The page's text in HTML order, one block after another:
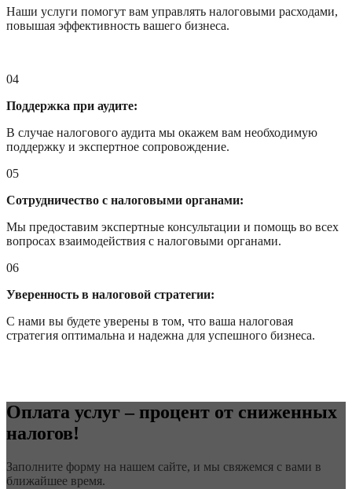
Наши услуги помогут вам управлять налоговыми расходами,
повышая эффективность вашего бизнеса.
04
Поддержка при аудите:
В случае налогового аудита мы окажем вам необходимую
поддержку и экспертное сопровождение.
05
Сотрудничество с налоговыми органами:
Мы предоставим экспертные консультации и помощь во всех
вопросах взаимодействия с налоговыми органами.
06
Уверенность в налоговой стратегии:
С нами вы будете уверены в том, что ваша налоговая
стратегия оптимальна и надежна для успешного бизнеса.
Оплата услуг – процент от сниженных
налогов!
Заполните форму на нашем сайте, и мы свяжемся с вами в
ближайшее время.